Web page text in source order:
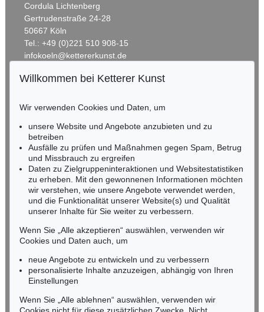
Auktion 599 - Lot 506
Eigh. Brief an Joh. Fr. Reichard. 3 S.
Ergebnis:€ 30.480
Auktion 472 - Lot 47
J. GOETHE
Die Leiden des jungen Werthers , 1774
Ergebnis:€ 22.755
Auktion 418 - Lot 70
J. GOETHE
Götz von Berlichingen mit der eisernen Hand. 1773 , 1773
Ergebnis:€ 20.400
Cordula Lichtenberg
Gertrudenstraße 24-28
50667 Köln
Tel.: +49 (0)221 510 908-15
infokoeln@kettererkunst.de
BADEN-WÜRTTEMBERG
RHEINLAND-PFALZ
Miriam Heß
Tel.: +49 (0)62 21 58 80-038
Fax: +49 (0)62 21 58 80-595
infoheidelberg@kettererkunst.de
NORDDEUTSCHLAND
Nico Kassel, M.A.
Tel.: +49 (0)89 55244-164
Mobil: +49 (0)171 8618661
n.kassel@kettererkunst.de
Keine Auktion mehr verpassen!
Wir informieren Sie rechtzeitig.
Willkommen bei Ketterer Kunst
Wir verwenden Cookies und Daten, um
unsere Website und Angebote anzubieten und zu
betreiben
Ausfälle zu prüfen und Maßnahmen gegen Spam, Betrug
und Missbrauch zu ergreifen
Daten zu Zielgruppeninteraktionen und Websitestatistiken
zu erheben. Mit den gewonnenen Informationen möchten
wir verstehen, wie unsere Angebote verwendet werden,
und die Funktionalität unserer Website(s) und Qualität
unserer Inhalte für Sie weiter zu verbessern.
Wenn Sie „Alle akzeptieren“ auswählen, verwenden wir
Cookies und Daten auch, um
neue Angebote zu entwickeln und zu verbessern
personalisierte Inhalte anzuzeigen, abhängig von Ihren
Einstellungen
Wenn Sie „Alle ablehnen“ auswählen, verwenden wir